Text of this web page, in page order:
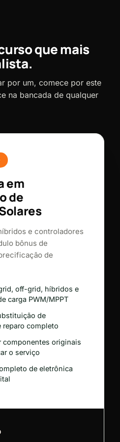
que mais
por um, comece por este
na bancada de qualquer
em
de
e controladores
bônus de
de
off-grid, híbridos e
carga PWM/MPPT
de
reparo completo
componentes originais
o serviço
de eletrônica